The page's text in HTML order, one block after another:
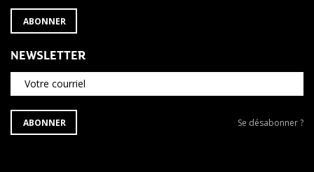
ABONNER
NEWSLETTER
Votre courriel
S'ABONNER
À
ABONNER
Se
Se désabonner ?